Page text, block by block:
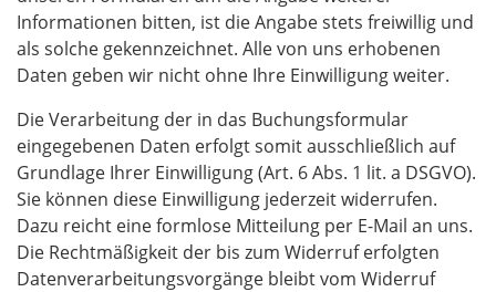
Informationen bitten, ist die Angabe stets freiwillig und
als solche gekennzeichnet. Alle von uns erhobenen
Daten geben wir nicht ohne Ihre Einwilligung weiter.
Die Verarbeitung der in das Buchungsformular
eingegebenen Daten erfolgt somit ausschließlich auf
Grundlage Ihrer Einwilligung (Art. 6 Abs. 1 lit. a DSGVO).
Sie können diese Einwilligung jederzeit widerrufen.
Dazu reicht eine formlose Mitteilung per E-Mail an uns.
Die Rechtmäßigkeit der bis zum Widerruf erfolgten
Datenverarbeitungsvorgänge bleibt vom Widerruf